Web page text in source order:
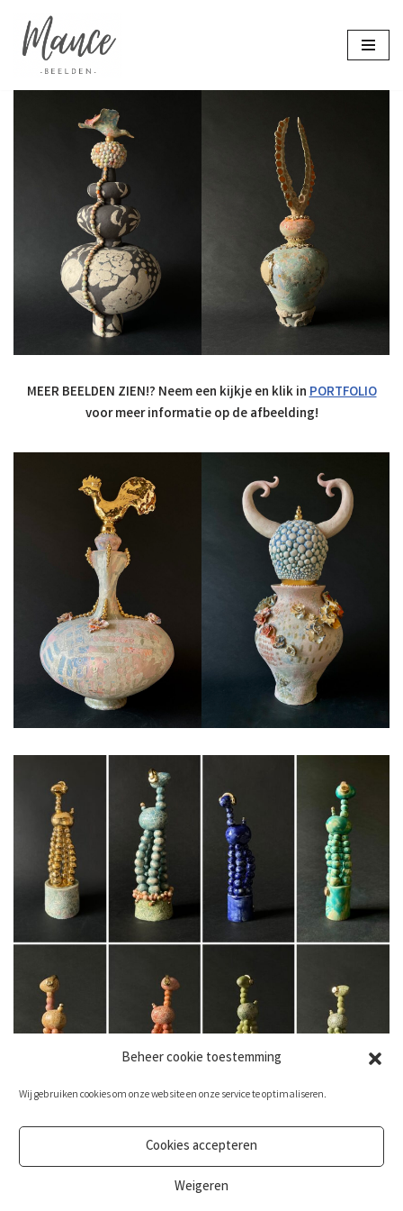
Beheer cookie toestemming
Wij gebruiken cookies om onze website en onze service te optimaliseren.
Cookies accepteren
Weigeren
Ga
de
MEER BEELDEN ZIEN!? Neem een kijkje en klik inPORTFOLIO
voor meer informatie op de afbeelding!
– DrukPoppetjes –‘jeugdsentiment’ in aardewerk
Je kunt me ook volgen op